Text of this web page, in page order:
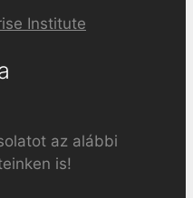
az alábbi
is!